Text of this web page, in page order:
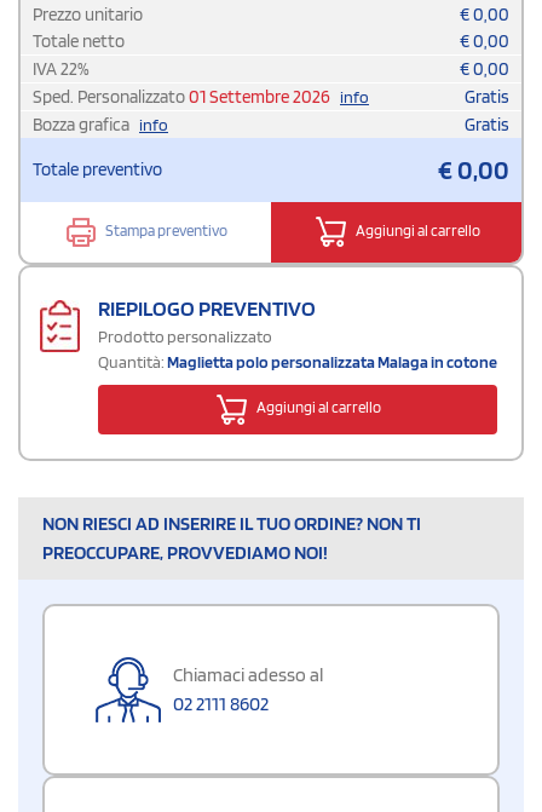
Prezzo unitario €0,00
Totale netto
€0,00
IVA22% €0,00
Sped. Personalizzato01 Settembre 2026 info
Gratis
Bozza grafica info Gratis
Totale preventivo €0,00
Stampa preventivo Aggiungi al carrello
RIEPILOGO PREVENTIVO
Prodotto personalizzato
Quantità:Maglietta polo personalizzata Malaga in cotone
Aggiungi al carrello
NON RIESCI AD INSERIRE IL TUO ORDINE? NON TI
PREOCCUPARE, PROVVEDIAMO NOI!
Chiamaci adesso al
02 2111 8602